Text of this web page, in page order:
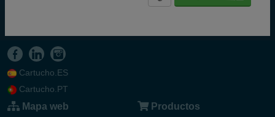
Cartucho.ES
Cartucho.PT
Mapa web Productos